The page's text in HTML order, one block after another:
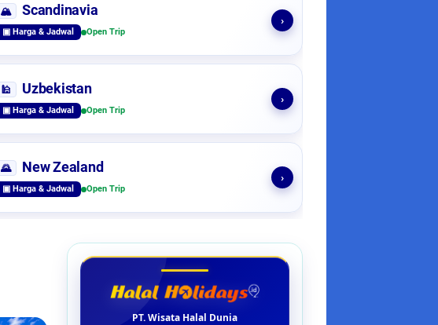
🏔️ Scandinavia
▣ Harga & Jadwal Open Trip
›
🕌 Uzbekistan
▣ Harga & Jadwal Open Trip
›
🌄 New Zealand
▣ Harga & Jadwal Open Trip
›
PT. Wisata Halal Dunia